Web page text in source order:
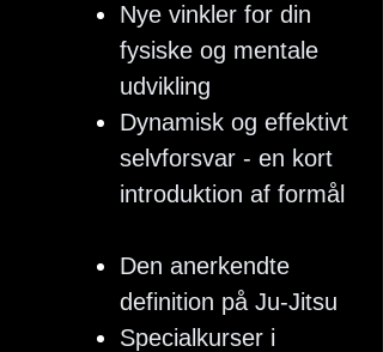
Nye vinkler for din
fysiske og mentale
udvikling
Dynamisk og effektivt
selvforsvar - en kort
introduktion af formål
Den anerkendte
definition på Ju-Jitsu
Specialkurser i